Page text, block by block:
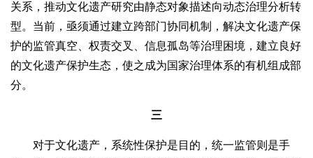
关系，推动文化遗产研究由静态对象描述向动态治理分析转
型。当前，亟须通过建立跨部门协同机制，解决文化遗产保
护的监管真空、权责交叉、信息孤岛等治理困境，建立良好
的文化遗产保护生态，使之成为国家治理体系的有机组成部
分。
三
对于文化遗产，系统性保护是目的，统一监管则是手